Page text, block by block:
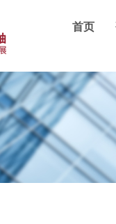
首页